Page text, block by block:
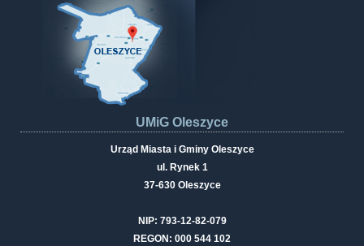
UMiG Oleszyce
Urząd Miasta i Gminy Oleszyce
ul. Rynek 1
37-630 Oleszyce
NIP: 793-12-82-079
REGON: 000 544 102